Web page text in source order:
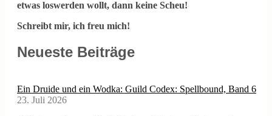
etwas loswerden wollt, dann keine Scheu!
Schreibt mir, ich freu mich!
Neueste Beiträge
Ein Druide und ein Wodka: Guild Codex: Spellbound, Band 6
23. Juli 2026